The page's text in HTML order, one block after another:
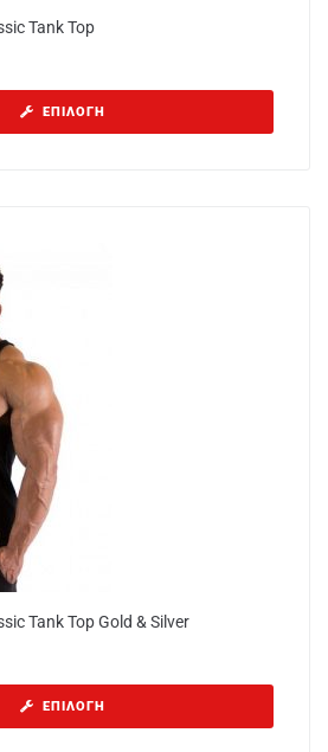
Tank Top
ΕΠΙΛΟΓΉ
Tank Top Gold & Silver
ΕΠΙΛΟΓΉ